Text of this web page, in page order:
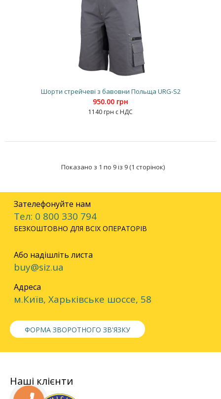
Шорти стрейчеві з бавовни Польща URG-S2
950.00 грн
1140 грн с НДС
Показано з 1 по 9 із 9 (1 сторінок)
Зателефонуйте нам
Тел: 0 800 330 794
БЕЗКОШТОВНО ДЛЯ ВСІХ ОПЕРАТОРІВ
Або надішліть листа
buy@siz.ua
Адреса
м.Київ, Харьківське шоссе, 58
ФОРМА ЗВОРОТНОГО ЗВ'ЯЗКУ
Наші клієнти